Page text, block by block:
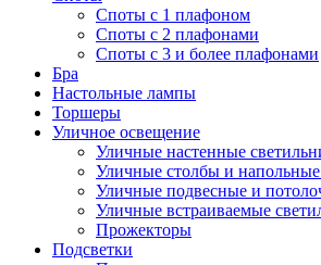
Споты с 1 плафоном
Споты с 2 плафонами
Споты с 3 и более плафонами
Бра
Настольные лампы
Торшеры
Уличное освещение
Уличные настенные
Уличные столбы и напольные
Уличные подвесные и
Уличные встраиваемые
Прожекторы
Подсветки